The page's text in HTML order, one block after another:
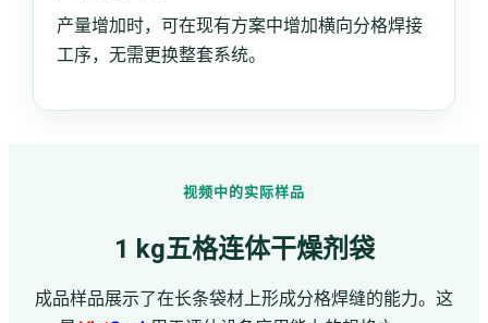
产量增加时，可在现有方案中增加横向分格焊接
工序，无需更换整套系统。
视频中的实际样品
1 kg五格连体干燥剂袋
成品样品展示了在长条袋材上形成分格焊缝的能力。这